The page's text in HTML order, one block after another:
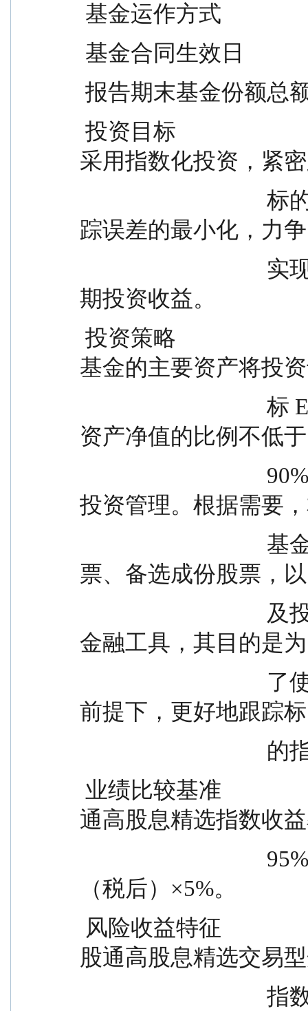
基金运作方式
基金合同生效日
报告期末基金份额总
采用指数化投资，紧
踪误差的最小化，力争
期投资收益。
基金的主要资产将投
资产净值的比例不低于
投资管理。根据需要
票、备选成份股票，以
金融工具，其目的是为
前提下，更好地跟踪标
通高股息精选指数收
（税后）×5%。
股通高股息精选交易